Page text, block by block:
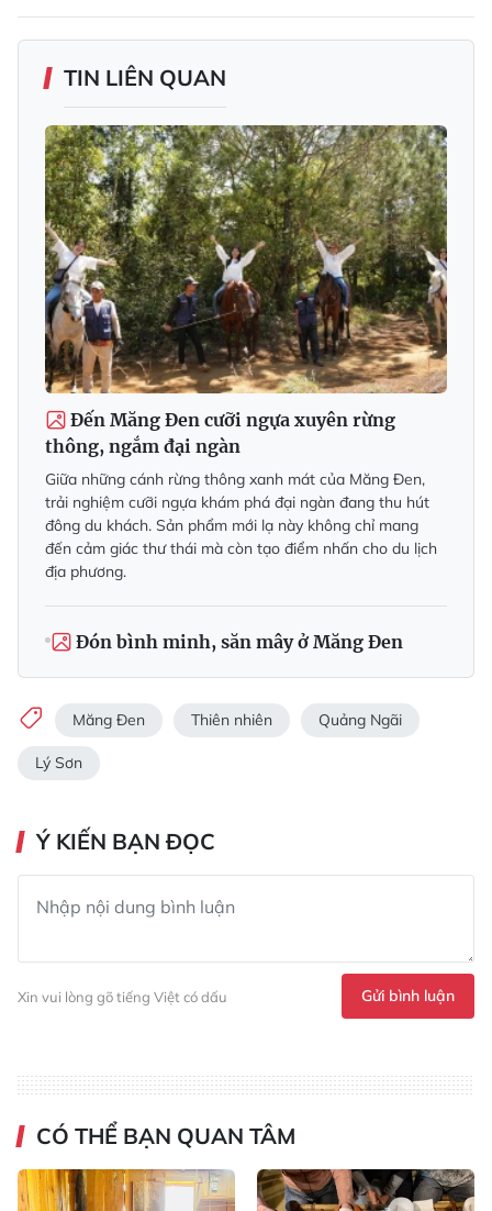
TIN LIÊN QUAN
Đến Măng Đen cưỡi ngựa xuyên rừng
thông, ngắm đại ngàn
Giữa những cánh rừng thông xanh mát của Măng Đen,
trải nghiệm cưỡi ngựa khám phá đại ngàn đang thu hút
đông du khách. Sản phẩm mới lạ này không chỉ mang
đến cảm giác thư thái mà còn tạo điểm nhấn cho du lịch
địa phương.
Đón bình minh, săn mây ở Măng Đen
Măng Đen Thiên nhiên Quảng Ngãi
Lý Sơn
Ý KIẾN BẠN ĐỌC
Xin vui lòng gõ tiếng Việt có dấu Gửi bình luận
CÓ THỂ BẠN QUAN TÂM